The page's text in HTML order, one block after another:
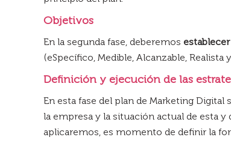
Objetivos
En la segunda fase, deberemos
(eSpecífico, Medible, Alcanzable,
Definición y ejecución de las
En esta fase del plan de Marketing Digital
la empresa y la situación actual de esta
aplicaremos, es momento de definir la